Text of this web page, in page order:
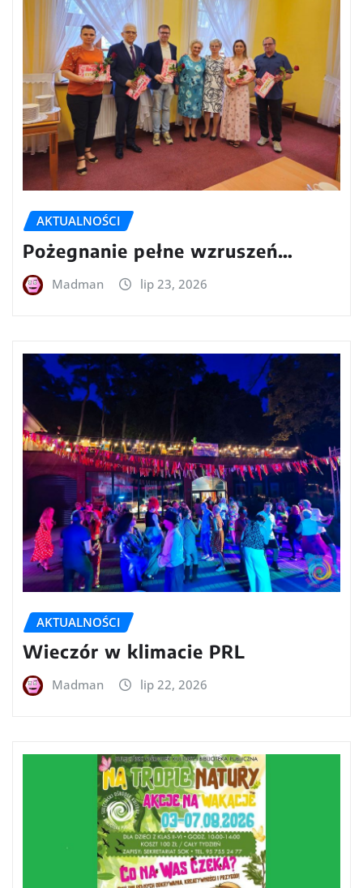
AKTUALNOŚCI
Pożegnanie pełne wzruszeń…
Madman lip 23, 2026
AKTUALNOŚCI
Wieczór w klimacie PRL
Madman lip 22, 2026